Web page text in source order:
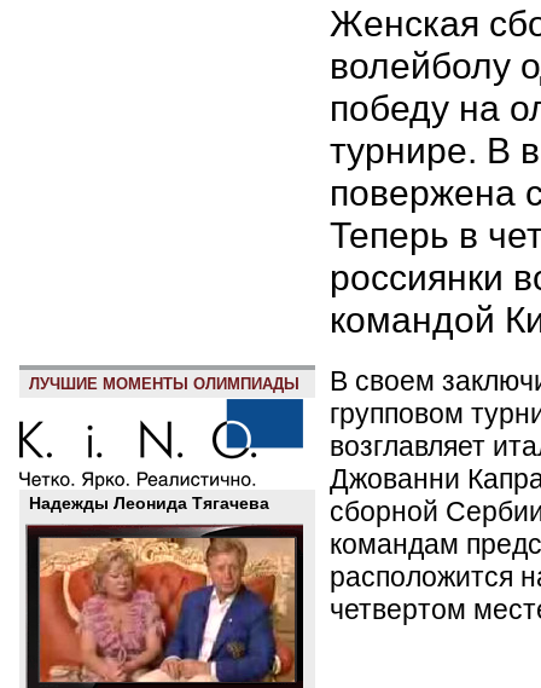
Женская
волейболу
победу на
турнире. В
повержена
Теперь в
россиянки
командой
ЛУЧШИЕ МОМЕНТЫ ОЛИМПИАДЫ
Надежды Леонида Тягачева
В своем
групповом
возглавляет
Джованни
сборной
командам
расположится
четвертом